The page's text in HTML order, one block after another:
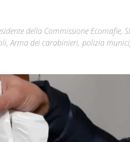
della Commissione Ecomafie,
Arma dei carabinieri, polizia